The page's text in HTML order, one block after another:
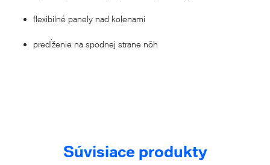
flexibilné panely nad kolenami
predĺženie na spodnej strane nôh
Súvisiace produkty